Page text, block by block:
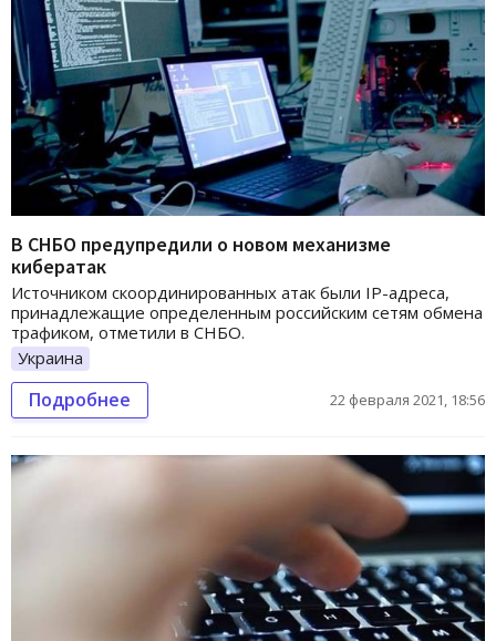
В СНБО предупредили о новом механизме
кибератак
Источником скоординированных атак были IP-адреса,
принадлежащие определенным российским сетям обмена
трафиком, отметили в СНБО.
Украина
Подробнее 22 февраля 2021, 18:56